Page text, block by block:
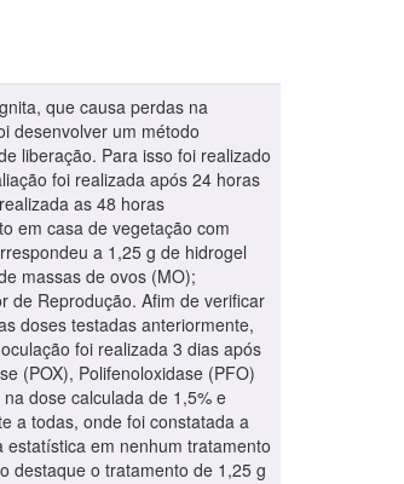
que causa perdas na
desenvolver um método
liberação. Para isso foi realizado
foi realizada após 24 horas
as 48 horas
em casa de vegetação com
a 1,25 g de hidrogel
massas de ovos (MO);
de Reprodução. Afim de verificar
doses testadas anteriormente,
foi realizada 3 dias após
(POX), Polifenoloxidase (PFO)
dose calculada de 1,5% e
a todas, onde foi constatada a
em nenhum tratamento
destaque o tratamento de 1,25 g